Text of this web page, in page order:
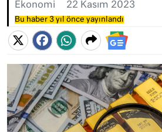
Ekonomi 22 Kasım 2023
Bu haber 3 yıl önce yayınlandı